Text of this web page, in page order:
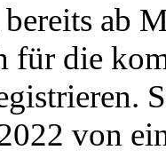
ab
für die
von